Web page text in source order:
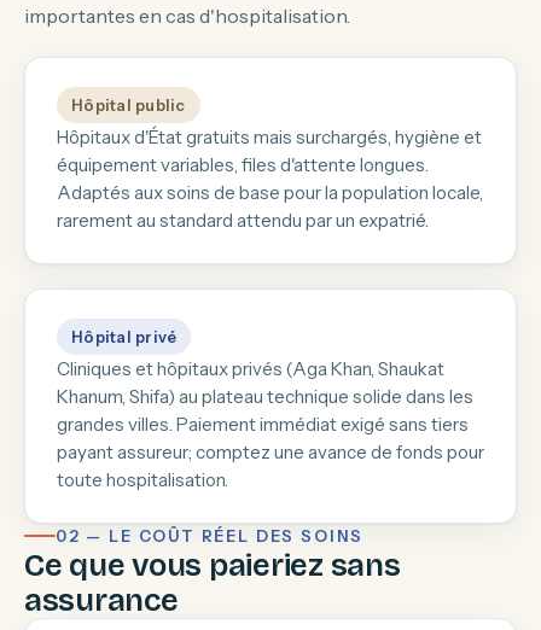
importantes en cas d'hospitalisation.
Hôpital public
Hôpitaux d'État gratuits mais surchargés, hygiène et
équipement variables, files d'attente longues.
Adaptés aux soins de base pour la population locale,
rarement au standard attendu par un expatrié.
Hôpital privé
Cliniques et hôpitaux privés (Aga Khan, Shaukat
Khanum, Shifa) au plateau technique solide dans les
grandes villes. Paiement immédiat exigé sans tiers
payant assureur; comptez une avance de fonds pour
toute hospitalisation.
02 — LE COÛT RÉEL DES SOINS
Ce que vous paieriez sans
assurance